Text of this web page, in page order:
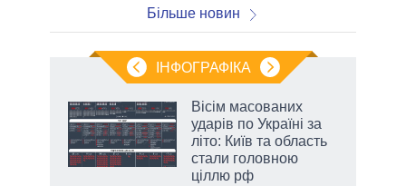
Більше новин
ІНФОГРАФІКА
Вісім масованих
ударів по Україні за
літо: Київ та область
стали головною
ціллю рф